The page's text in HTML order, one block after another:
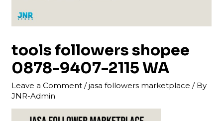
tools followers shopee
0878-9407-2115 WA
Leave a Comment /jasa followers marketplace / By
JNR-Admin